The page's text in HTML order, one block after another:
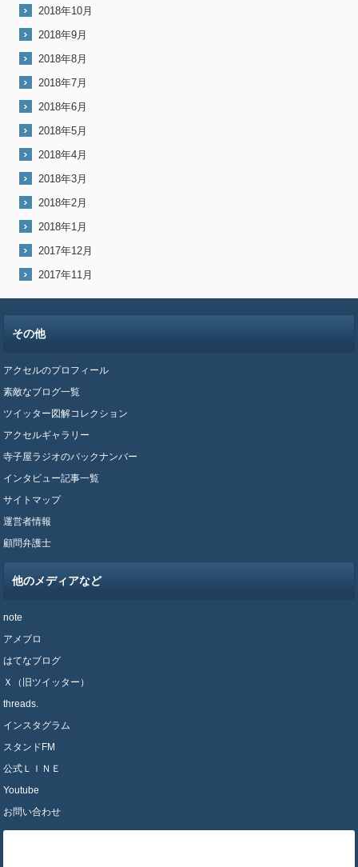
2018年10月
2018年9月
2018年8月
2018年7月
2018年6月
2018年5月
2018年4月
2018年3月
2018年2月
2018年1月
2017年12月
2017年11月
その他
アクセルのプロフィール
素敵なブログ一覧
ツイッター図解コレクション
アクセルギャラリー
寺子屋ラジオのバックナンバー
インタビュー記事一覧
サイトマップ
運営者情報
顧問弁護士
他のメディアなど
note
アメブロ
はてなブログ
Ｘ（旧ツイッター）
threads.
インスタグラム
スタンドFM
公式ＬＩＮＥ
Youtube
お問い合わせ